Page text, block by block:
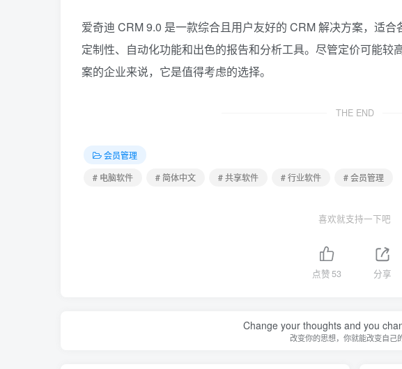
爱奇迪 CRM 9.0 是一款综合且用户友好的 CRM 解决方案，适
定制性、自动化功能和出色的报告和分析工具。尽管定价可能较
案的企业来说，它是值得考虑的选择。
THE END
会员管理
# 电脑软件
# 简体中文 # 共享软件 # 行业软件 # 会员管理
喜欢就支持一下吧
点赞 53 分享
Change your thoughts and you
改变你的思想，你就能改变自己